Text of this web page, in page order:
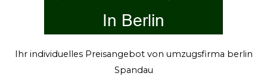
Ihr individuelles Preisangebot von umzugsfirma berlin
Spandau